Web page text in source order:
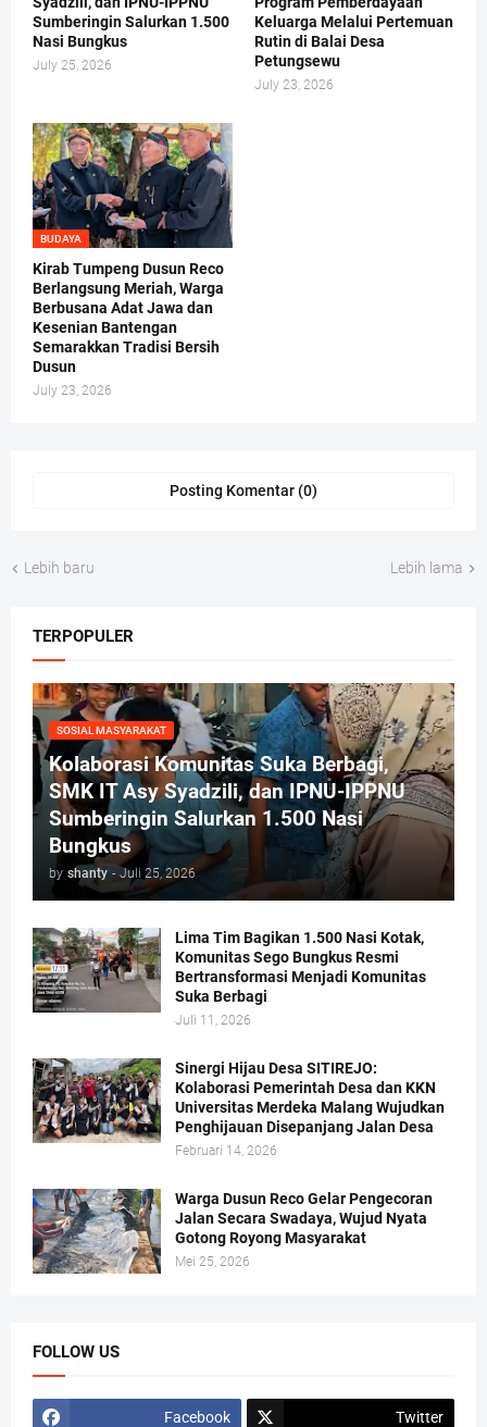
Sumberingin Salurkan 1.500
Nasi Bungkus
July 25, 2026
Keluarga Melalui Pertemuan
Rutin di Balai Desa
Petungsewu
July 23, 2026
BUDAYA
Kirab Tumpeng Dusun Reco
Berlangsung Meriah, Warga
Berbusana Adat Jawa dan
Kesenian Bantengan
Semarakkan Tradisi Bersih
Dusun
July 23, 2026
Posting Komentar (0)
Lebih baru Lebih lama
TERPOPULER
SOSIAL MASYARAKAT
Kolaborasi Komunitas Suka Berbagi,
SMK IT Asy Syadzili, dan IPNU-IPPNU
Sumberingin Salurkan 1.500 Nasi
Bungkus
by shanty - Juli 25, 2026
Lima Tim Bagikan 1.500 Nasi Kotak,
Komunitas Sego Bungkus Resmi
Bertransformasi Menjadi Komunitas
Suka Berbagi
Juli 11, 2026
Sinergi Hijau Desa SITIREJO:
Kolaborasi Pemerintah Desa dan KKN
Universitas Merdeka Malang Wujudkan
Penghijauan Disepanjang Jalan Desa
Februari 14, 2026
Warga Dusun Reco Gelar Pengecoran
Jalan Secara Swadaya, Wujud Nyata
Gotong Royong Masyarakat
Mei 25, 2026
FOLLOW US
Facebook Twitter